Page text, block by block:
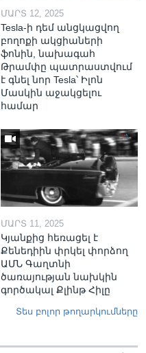
ՄԱՐՏ 12, 2025
Tesla-ի դեմ անցկացվող
բողոքի ակցիաների
ֆոնին, նախագահ
Թրամփը պատրաստվում
է գնել նոր Tesla՝ Իլոն
Մասկին աջակցելու
համար
ՄԱՐՏ 11, 2025
Կյանքից հեռացել է
Քենեդիին փրկել փորձող
ԱՄՆ Գաղտնի
ծառայության նախկին
գործակալ Քլինթ Հիլը
Տես բոլոր թողարկումները